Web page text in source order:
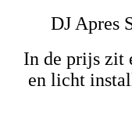
DJ Apres
In de prijs zit
en licht